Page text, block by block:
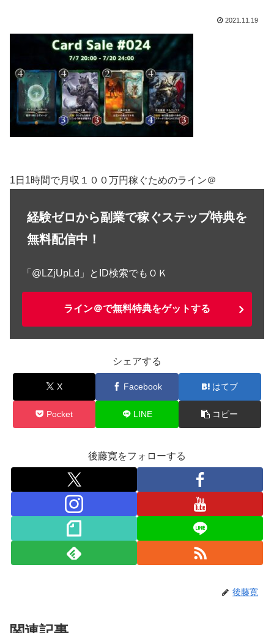
2021.11.19
1日1時間で月収１００万円稼ぐためのライン＠
経験ゼロから副業で稼ぐステップ特典を
無料配信中！
「@LZjUpLd」とID検索でもＯＫ
ライン＠で無料特典をゲットする
シェアする
X Facebook はてブ
Pocket LINE コピー
後藤寛をフォローする
後藤寛